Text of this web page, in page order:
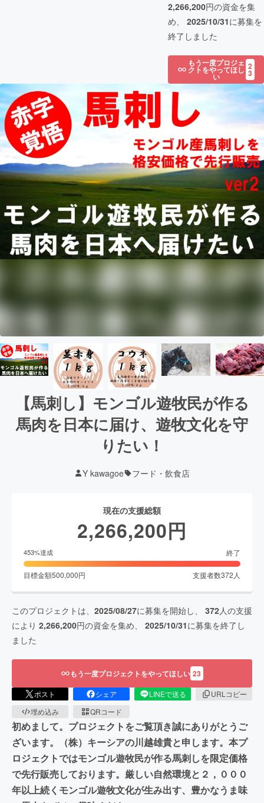
2,266,200円の資金を集
め、 2025/10/31に募集を
終了しました
もう一度プロジェ
クトをやってほし
い
2
3
【馬刺し】モンゴル遊牧民が作る
馬肉を日本に届け、遊牧文化を守
りたい！
Y kawagoe フード・飲食店
現在の支援総額
2,266,200円
453%達成 終了
目標金額500,000円 支援者数372 人
このプロジェクトは、 2025/08/27に募集を開始し、 372人の支援
により 2,266,200円の資金を集め、 2025/10/31に募集を終了し
ました
もう一度プロジェクトをやってほしい 23
ポスト シェア LINEで送る
URLコピー
埋め込み
QRコード
初めまして。プロジェクトをご覧頂き誠にありがとうご
ざいます。（株）キーシアの川越雄貴と申します。本プ
ロジェクトではモンゴル遊牧民が作る馬刺しを限定価格
で先行販売しております。厳しい自然環境と２，０００
年以上続くモンゴル遊牧文化が生み出す、豊かなうま味